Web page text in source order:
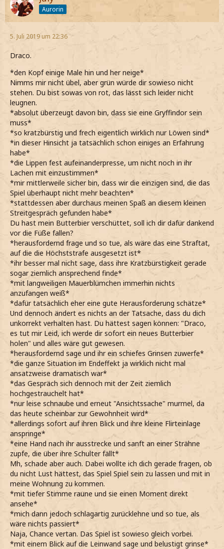
Aurorin
5. Juli 2019 um 22:36
Draco.
*den Kopf einige Male hin und her neige*
Nimms mir nicht übel, aber grün würde dir sowieso nicht
stehen. Du bist sowas von rot, das lässt sich leider nicht
leugnen.
*absolut überzeugt davon bin, dass sie eine Gryffindor sein
muss*
*so kratzbürstig und frech eigentlich wirklich nur Löwen sind*
*in dieser Hinsicht ja tatsächlich schon einiges an Erfahrung
habe*
*die Lippen fest aufeinanderpresse, um nicht noch in ihr
Lachen mit einzustimmen*
*mir mittlerweile sicher bin, dass wir die einzigen sind, die das
Spiel überhaupt nicht mehr beachten*
*stattdessen aber durchaus meinen Spaß an diesem kleinen
Streitgespräch gefunden habe*
Du hast mein Butterbier verschüttet, soll ich dir dafür dankend
vor die Füße fallen?
*herausfordernd frage und so tue, als wäre das eine Straftat,
auf die die Höchststrafe ausgesetzt ist*
*ihr besser mal nicht sage, dass ihre Kratzbürstigkeit gerade
sogar ziemlich ansprechend finde*
*mit langweiligen Mauerblümchen immerhin nichts
anzufangen weiß*
*dafür tatsächlich eher eine gute Herausforderung schätze*
Und dennoch ändert es nichts an der Tatsache, dass du dich
unkorrekt verhalten hast. Du hättest sagen können: "Draco,
es tut mir Leid, ich werde dir sofort ein neues Butterbier
holen" und alles wäre gut gewesen.
*herausfordernd sage und ihr ein schiefes Grinsen zuwerfe*
*die ganze Situation im Endeffekt ja wirklich nicht mal
ansatzweise dramatisch war*
*das Gespräch sich dennoch mit der Zeit ziemlich
hochgestrauchelt hat*
*nur leise schnaube und erneut "Ansichtssache" murmel, da
das heute scheinbar zur Gewohnheit wird*
*allerdings sofort auf ihren Blick und ihre kleine Flirteinlage
anspringe*
*eine Hand nach ihr ausstrecke und sanft an einer Strähne
zupfe, die über ihre Schulter fällt*
Mh, schade aber auch. Dabei wollte ich dich gerade fragen, ob
du nicht Lust hättest, das Spiel Spiel sein zu lassen und mit in
meine Wohnung zu kommen.
*mit tiefer Stimme raune und sie einen Moment direkt
ansehe*
*mich dann jedoch schlagartig zurücklehne und so tue, als
wäre nichts passiert*
Naja, Chance vertan. Das Spiel ist sowieso gleich vorbei.
*mit einem Blick auf die Leinwand sage und belustigt grinse*